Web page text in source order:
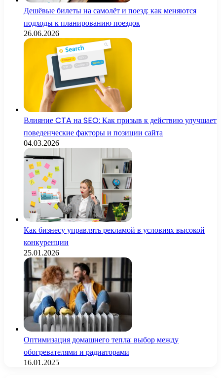
Дешёвые билеты на самолёт и поезд: как меняются
подходы к планированию поездок
26.06.2026
Влияние CTA на SEO: Как призыв к действию улучшает
поведенческие факторы и позиции сайта
04.03.2026
Как бизнесу управлять рекламой в условиях высокой
конкуренции
25.01.2026
Оптимизация домашнего тепла: выбор между
обогревателями и радиаторами
16.01.2025